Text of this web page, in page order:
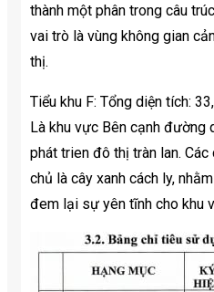
thành một phân trong câu
vai trò là vùng không gian
thị.
Tiểu khu F: Tổng diện tích:
Là khu vực Bên cạnh đường
phát trien đô thị tràn lan.
chủ là cây xanh cách ly,
đem lại sự yên tĩnh cho khu